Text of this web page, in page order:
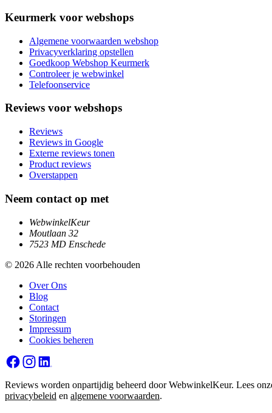
Keurmerk voor webshops
Algemene voorwaarden webshop
Privacyverklaring opstellen
Goedkoop Webshop Keurmerk
Controleer je webwinkel
Telefoonservice
Reviews voor webshops
Reviews
Reviews in Google
Externe reviews tonen
Product reviews
Overstappen
Neem contact op met
WebwinkelKeur
Moutlaan 32
7523 MD Enschede
© 2026 Alle rechten voorbehouden
Over Ons
Blog
Contact
Storingen
Impressum
Cookies beheren
Reviews worden onpartijdig beheerd door WebwinkelKeur. Lees
privacybeleid en algemene voorwaarden.